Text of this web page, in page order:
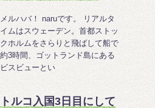
メルハバ！ naruです。 リアルタ
イムはスウェーデン。首都ストッ
クホルムをさらりと飛ばして船で
約3時間、ゴットランド島にある
ビスビューとい
トルコ入国3日目にして